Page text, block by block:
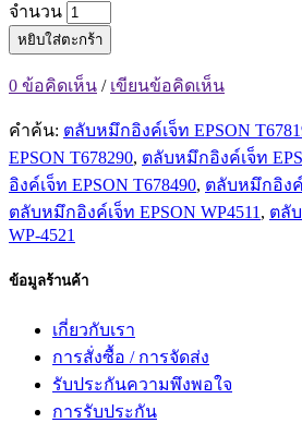
จำนวน
หยิบใส่ตะกร้า
0 ข้อคิดเห็น / เขียนข้อคิดเห็น
คำค้น: ตลับหมึกอิงค์เจ็ท EPSON
EPSON T678290, ตลับหมึกอิงค์เจ็ท
อิงค์เจ็ท EPSON T678490, ตลับหมึกอิงค์
ตลับหมึกอิงค์เจ็ท EPSON WP4511 , ตลั
WP-4521
ข้อมูลร้านค้า
เกี่ยวกับเรา
การสั่งซื้อ / การจัดส่ง
รับประกันความพึงพอใจ
การรับประกัน